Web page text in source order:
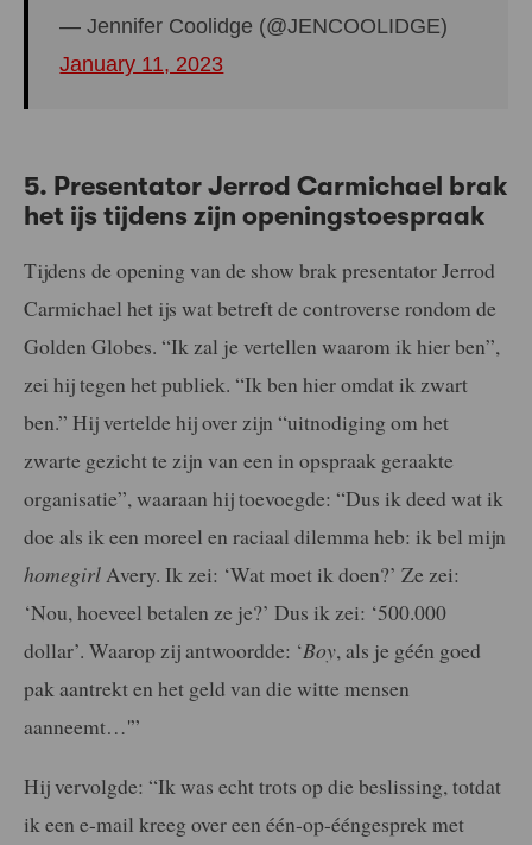
— Jennifer Coolidge (@JENCOOLIDGE)
January 11, 2023
5. Presentator Jerrod Carmichael brak
het ijs tijdens zijn openingstoespraak
Tijdens de opening van de show brak presentator Jerrod
Carmichael het ijs wat betreft de controverse rondom de
Golden Globes. “Ik zal je vertellen waarom ik hier ben”,
zei hij tegen het publiek. “Ik ben hier omdat ik zwart
ben.” Hij vertelde hij over zijn “uitnodiging om het
zwarte gezicht te zijn van een in opspraak geraakte
organisatie”, waaraan hij toevoegde: “Dus ik deed wat ik
doe als ik een moreel en raciaal dilemma heb: ik bel mijn
homegirlAvery. Ik zei: ‘Wat moet ik doen?’ Ze zei:
‘Nou, hoeveel betalen ze je?’ Dus ik zei: ‘500.000
dollar’. Waarop zij antwoordde: ‘Boy, als je géén goed
pak aantrekt en het geld van die witte mensen
aanneemt…'”
Hij vervolgde: “Ik was echt trots op die beslissing, totdat
ik een e-mail kreeg over een één-op-ééngesprek met